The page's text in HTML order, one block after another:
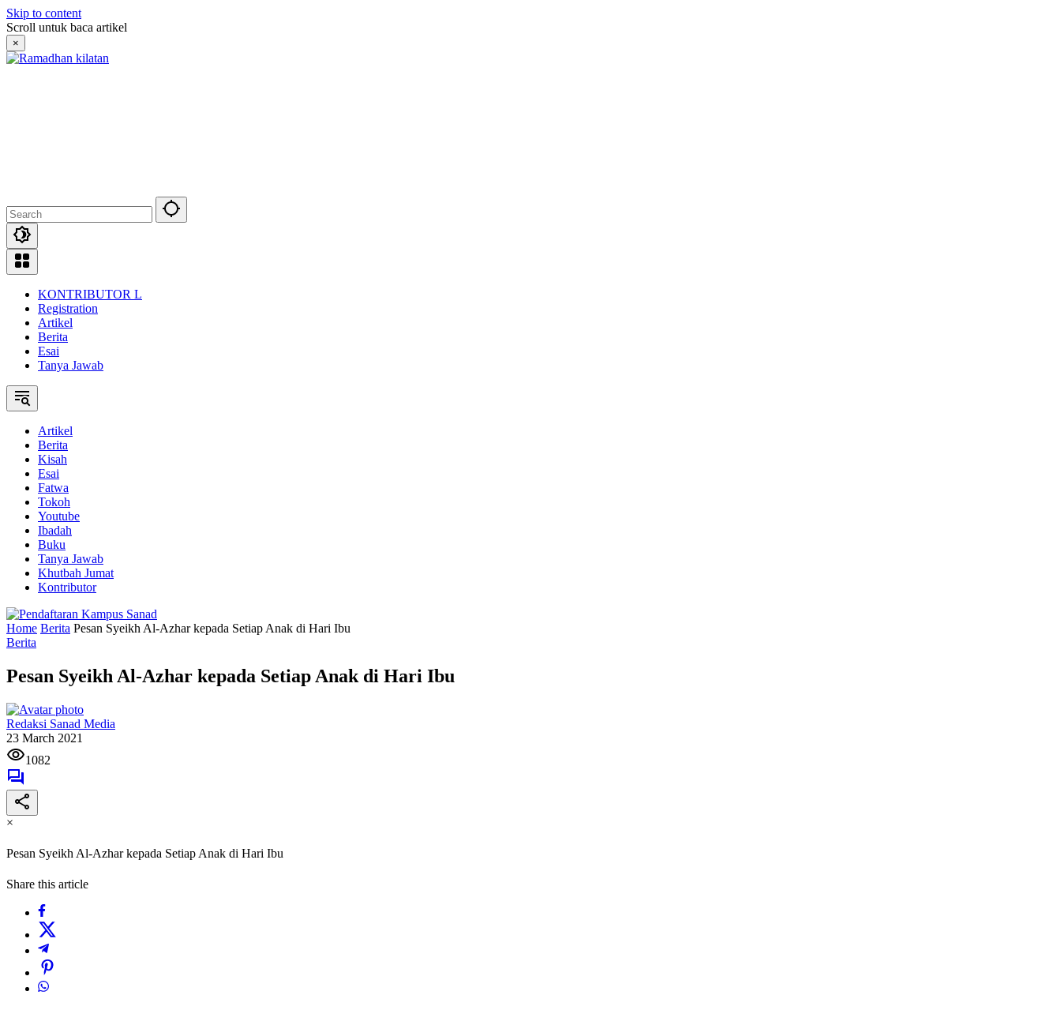
Skip to content
Scroll untuk baca artikel
×
KONTRIBUTOR L
Registration
Artikel
Berita
Esai
Tanya Jawab
Artikel
Berita
Kisah
Esai
Fatwa
Tokoh
Youtube
Ibadah
Buku
Tanya Jawab
Khutbah Jumat
Kontributor
Home Berita Pesan Syeikh Al-Azhar kepada Setiap Anak di Hari Ibu
Berita
Pesan Syeikh Al-Azhar kepada Setiap Anak di Hari Ibu
Redaksi Sanad Media
23 March 2021
1082
×
Pesan Syeikh Al-Azhar kepada Setiap Anak di Hari Ibu
Share this article